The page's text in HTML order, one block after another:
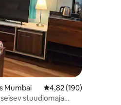
Mumbai Keskmine hinnang
4,82 (190)
stuudiomaja